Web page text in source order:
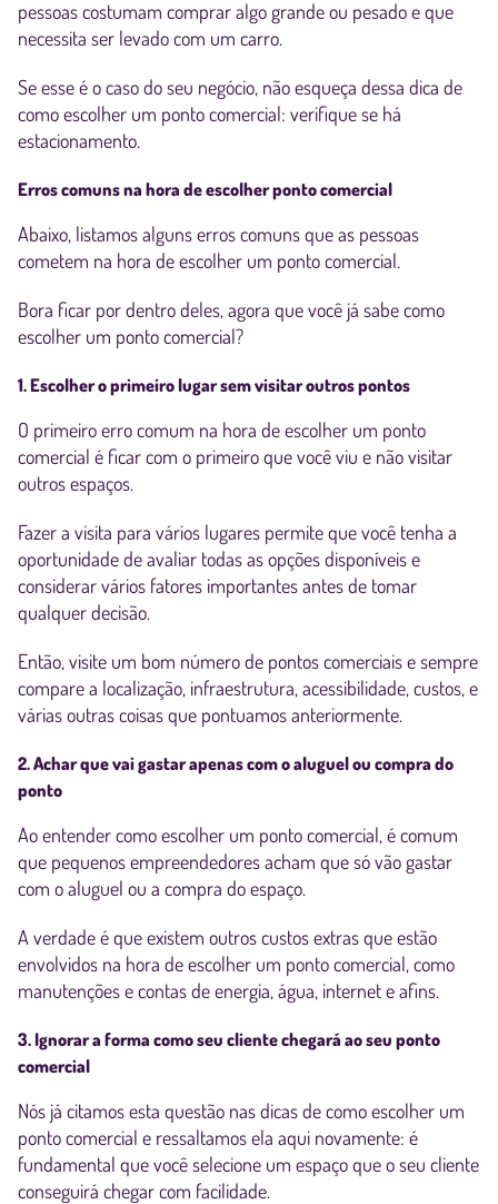
pessoas costumam comprar algo grande ou pesado e que
necessita ser levado com um carro.
Se esse é o caso do seu negócio, não esqueça dessa dica de
como escolher um ponto comercial: verifique se há
estacionamento.
Erros comuns na hora de escolher ponto comercial
Abaixo, listamos alguns erros comuns que as pessoas
cometem na hora de escolher um ponto comercial.
Bora ficar por dentro deles, agora que você já sabe como
escolher um ponto comercial?
1. Escolher o primeiro lugar sem visitar outros pontos
O primeiro erro comum na hora de escolher um ponto
comercial é ficar com o primeiro que você viu e não visitar
outros espaços.
Fazer a visita para vários lugares permite que você tenha a
oportunidade de avaliar todas as opções disponíveis e
considerar vários fatores importantes antes de tomar
qualquer decisão.
Então, visite um bom número de pontos comerciais e sempre
compare a localização, infraestrutura, acessibilidade, custos, e
várias outras coisas que pontuamos anteriormente.
2. Achar que vai gastar apenas com o aluguel ou compra do
ponto
Ao entender como escolher um ponto comercial, é comum
que pequenos empreendedores acham que só vão gastar
com o aluguel ou a compra do espaço.
A verdade é que existem outros custos extras que estão
envolvidos na hora de escolher um ponto comercial, como
manutenções e contas de energia, água, internet e afins.
3. Ignorar a forma como seu cliente chegará ao seu ponto
comercial
Nós já citamos esta questão nas dicas de como escolher um
ponto comercial e ressaltamos ela aqui novamente: é
fundamental que você selecione um espaço que o seu cliente
conseguirá chegar com facilidade.